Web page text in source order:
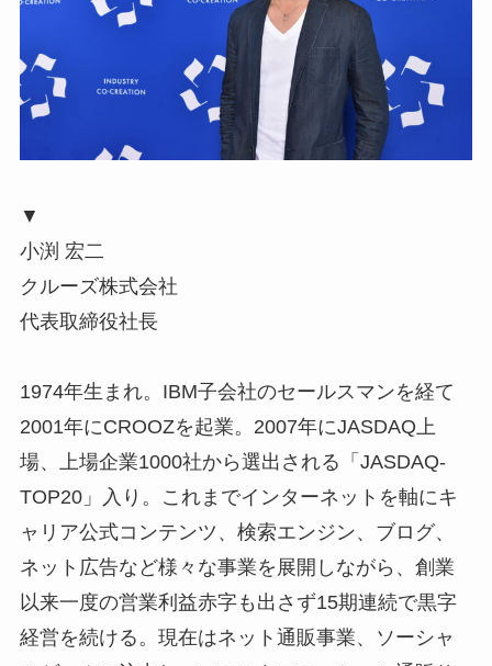
▼
小渕 宏二
クルーズ株式会社
代表取締役社長
1974年生まれ。IBM子会社のセールスマンを経て
2001年にCROOZを起業。2007年にJASDAQ上
場、上場企業1000社から選出される「JASDAQ-
TOP20」入り。これまでインターネットを軸にキ
ャリア公式コンテンツ、検索エンジン、ブログ、
ネット広告など様々な事業を展開しながら、創業
以来一度の営業利益赤字も出さず15期連続で黒字
経営を続ける。現在はネット通販事業、ソーシャ